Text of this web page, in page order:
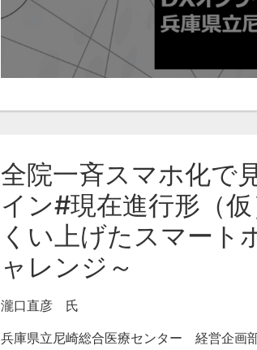
全院一斉スマホ化で
イン#現在進行形（
くい上げたスマート
ャレンジ～
瀧口直彦 氏
兵庫県立尼崎総合医療センター 経営企画